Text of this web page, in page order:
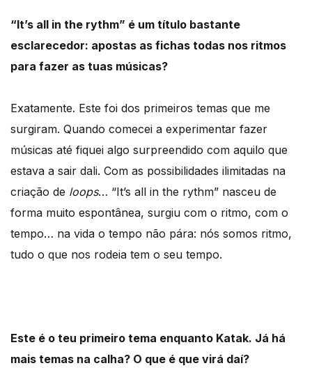
“It’s all in the rythm” é um título bastante
esclarecedor: apostas as fichas todas nos ritmos
para fazer as tuas músicas?
Exatamente. Este foi dos primeiros temas que me
surgiram. Quando comecei a experimentar fazer
músicas até fiquei algo surpreendido com aquilo que
estava a sair dali. Com as possibilidades ilimitadas na
criação de loops… “It’s all in the rythm” nasceu de
forma muito espontânea, surgiu com o ritmo, com o
tempo… na vida o tempo não pára: nós somos ritmo,
tudo o que nos rodeia tem o seu tempo.
Este é o teu primeiro tema enquanto Katak. Já há
mais temas na calha? O que é que virá daí?